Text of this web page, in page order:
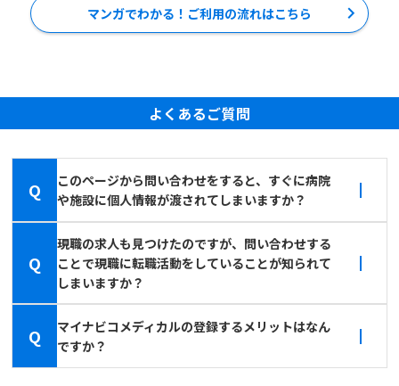
マンガでわかる！ご利用の流れはこちら
よくあるご質問
Q
このページから問い合わせをすると、すぐに病院
や施設に個人情報が渡されてしまいますか？
Q
現職の求人も見つけたのですが、問い合わせする
ことで現職に転職活動をしていることが知られて
しまいますか？
Q
マイナビコメディカルの登録するメリットはなん
ですか？